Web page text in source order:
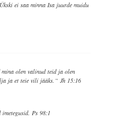
ei saa minna Isa juurde muidu
mina olen valinud teid ja olen
ja et teie vili jääks.“ Jh 15:16
Ps 98:1